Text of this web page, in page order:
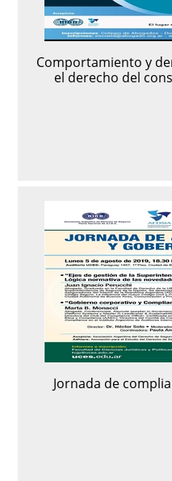
Comportamiento y
el derecho del
Jornada de